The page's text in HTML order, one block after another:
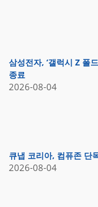
삼성전자, ‘갤럭시 Z 폴
종료
2026-08-04
큐냅 코리아, 컴퓨존 단
2026-08-04